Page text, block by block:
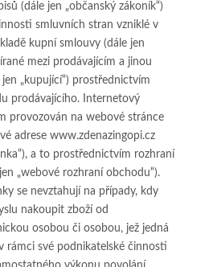
(dále jen „občanský zákoník“)
smluvních stran vzniklé v
kupní smlouvy (dále jen
mezi prodávajícím a jinou
„kupující“) prostřednictvím
prodávajícího. Internetový
provozován na webové stránce
adrese www.zdenazingopi.cz
a to prostřednictvím rozhraní
„webové rozhraní obchodu“).
se nevztahují na případy, kdy
nakoupit zboží od
osobou či osobou, jež jedná
rámci své podnikatelské činnosti